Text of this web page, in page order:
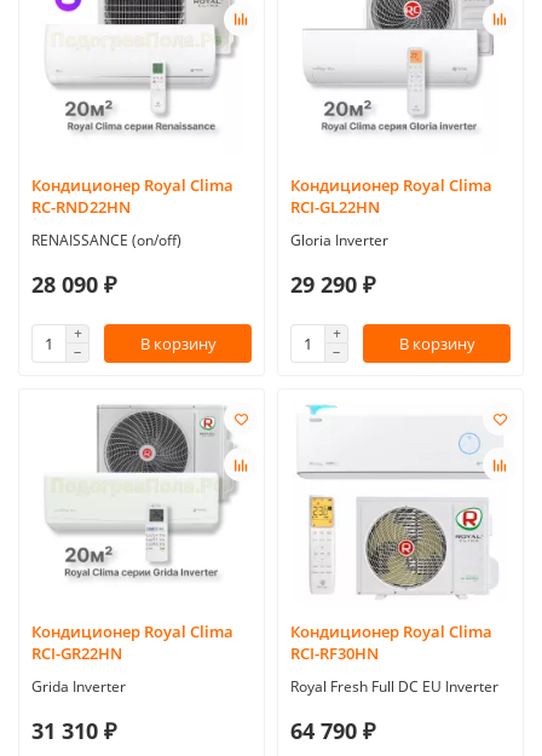
Кондиционер Royal Clima
RC-RND22HN
RENAISSANCE (on/off)
28 090 ₽
В корзину
Кондиционер Royal Clima
RCI-GL22HN
Gloria Inverter
29 290 ₽
В корзину
Кондиционер Royal Clima
RCI-GR22HN
Grida Inverter
31 310 ₽
Кондиционер Royal Clima
RCI-RF30HN
Royal Fresh Full DC EU Inverter
64 790 ₽